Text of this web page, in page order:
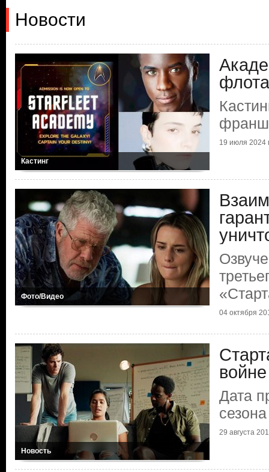
Новости
Кастинг
19 июля 2024
Фото/Видео
04 октября
Новость
Дата
29 августа